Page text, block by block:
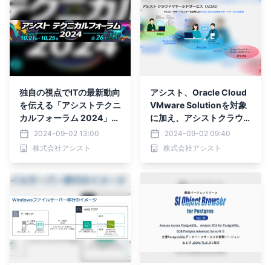
独自の視点でITの最新動向
を伝える「アシストテクニ
カルフォーラム 2024」を
10月21日より開催
2024-09-02 13:00
株式会社アシスト
アシスト、Oracle Cloud
VMware Solutionを対象
に加え、アシストクラウド
マネージドサービスを拡充
2024-09-02 09:40
株式会社アシスト